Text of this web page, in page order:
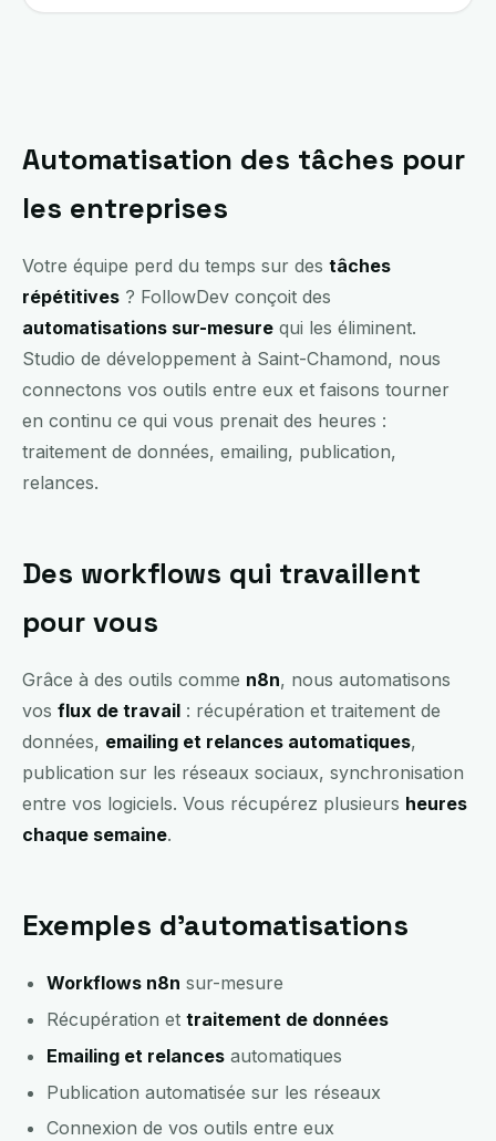
Automatisation des tâches pour
les entreprises
Votre équipe perd du temps sur des tâches
répétitives ? FollowDev conçoit des
automatisations sur-mesure qui les éliminent.
Studio de développement à Saint-Chamond, nous
connectons vos outils entre eux et faisons tourner
en continu ce qui vous prenait des heures :
traitement de données, emailing, publication,
relances.
Des workflows qui travaillent
pour vous
Grâce à des outils comme n8n, nous automatisons
vos flux de travail : récupération et traitement de
données, emailing et relances automatiques,
publication sur les réseaux sociaux, synchronisation
entre vos logiciels. Vous récupérez plusieurs heures
chaque semaine.
Exemples d’automatisations
Workflows n8n sur-mesure
Récupération ettraitement de données
Emailing et relances automatiques
Publication automatisée sur les réseaux
Connexion de vos outils entre eux